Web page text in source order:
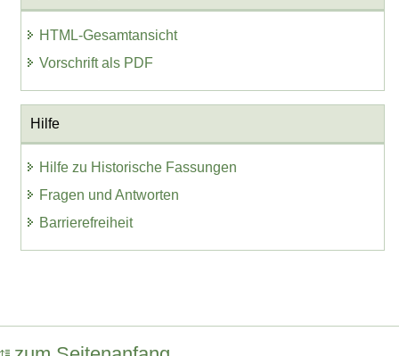
HTML-Gesamtansicht
Vorschrift als PDF
Hilfe
Hilfe zu Historische Fassungen
Fragen und Antworten
Barrierefreiheit